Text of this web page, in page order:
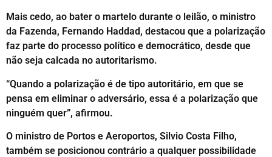
Mais cedo, ao bater o martelo durante o leilão, o ministro
da Fazenda, Fernando Haddad, destacou que a polarização
faz parte do processo político e democrático, desde que
não seja calcada no autoritarismo.
“Quando a polarização é de tipo autoritário, em que se
pensa em eliminar o adversário, essa é a polarização que
ninguém quer”, afirmou.
O ministro de Portos e Aeroportos, Silvio Costa Filho,
também se posicionou contrário a qualquer possibilidade